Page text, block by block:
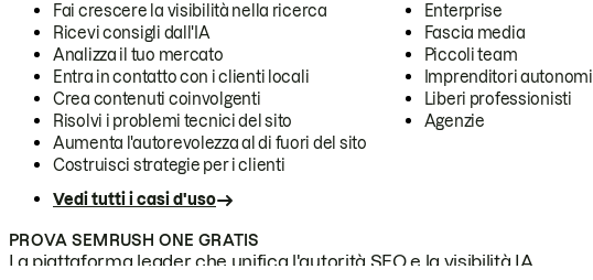
Fai crescere la visibilità nella ricerca
Ricevi consigli dall'IA
Analizza il tuo mercato
Entra in contatto con i clienti locali
Crea contenuti coinvolgenti
Risolvi i problemi tecnici del sito
Aumenta l'autorevolezza al di fuori del sito
Costruisci strategie per i clienti
Vedi tutti i casi d'uso
Enterprise
Fascia media
Piccoli team
Imprenditori autonomi
Liberi professionisti
Agenzie
PROVA SEMRUSH ONE GRATIS
La piattaforma leader che unifica l'autorità SEO e la visibilità IA.